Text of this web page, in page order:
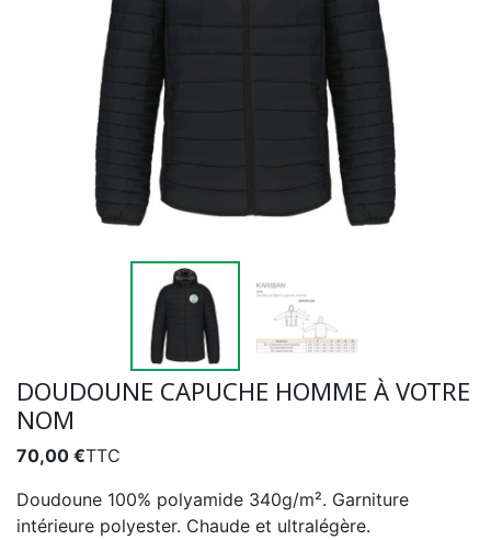
DOUDOUNE CAPUCHE HOMME À VOTRE
NOM
70,00 €TTC
Doudoune 100% polyamide 340g/m². Garniture
intérieure polyester. Chaude et ultralégère.